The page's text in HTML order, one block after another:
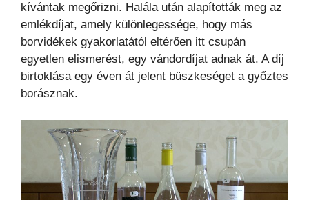
kívántak megőrizni. Halála után alapították meg az
emlékdíjat, amely különlegessége, hogy más
borvidékek gyakorlatától eltérően itt csupán
egyetlen elismerést, egy vándordíjat adnak át. A díj
birtoklása egy éven át jelent büszkeséget a győztes
borásznak.